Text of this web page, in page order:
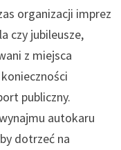
organizacji imprez
czy jubileusze,
z miejsca
publiczny.
autokaru
dotrzeć na